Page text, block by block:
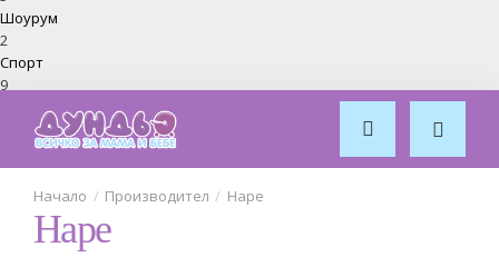
Шоурум
2
Спорт
9
За кола
Производител Hape
Hape